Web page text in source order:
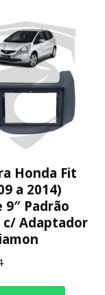
Honda Fit
a 2014)
Padrão
c/ Adaptador